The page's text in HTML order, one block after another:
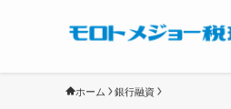
ホーム 銀行融資